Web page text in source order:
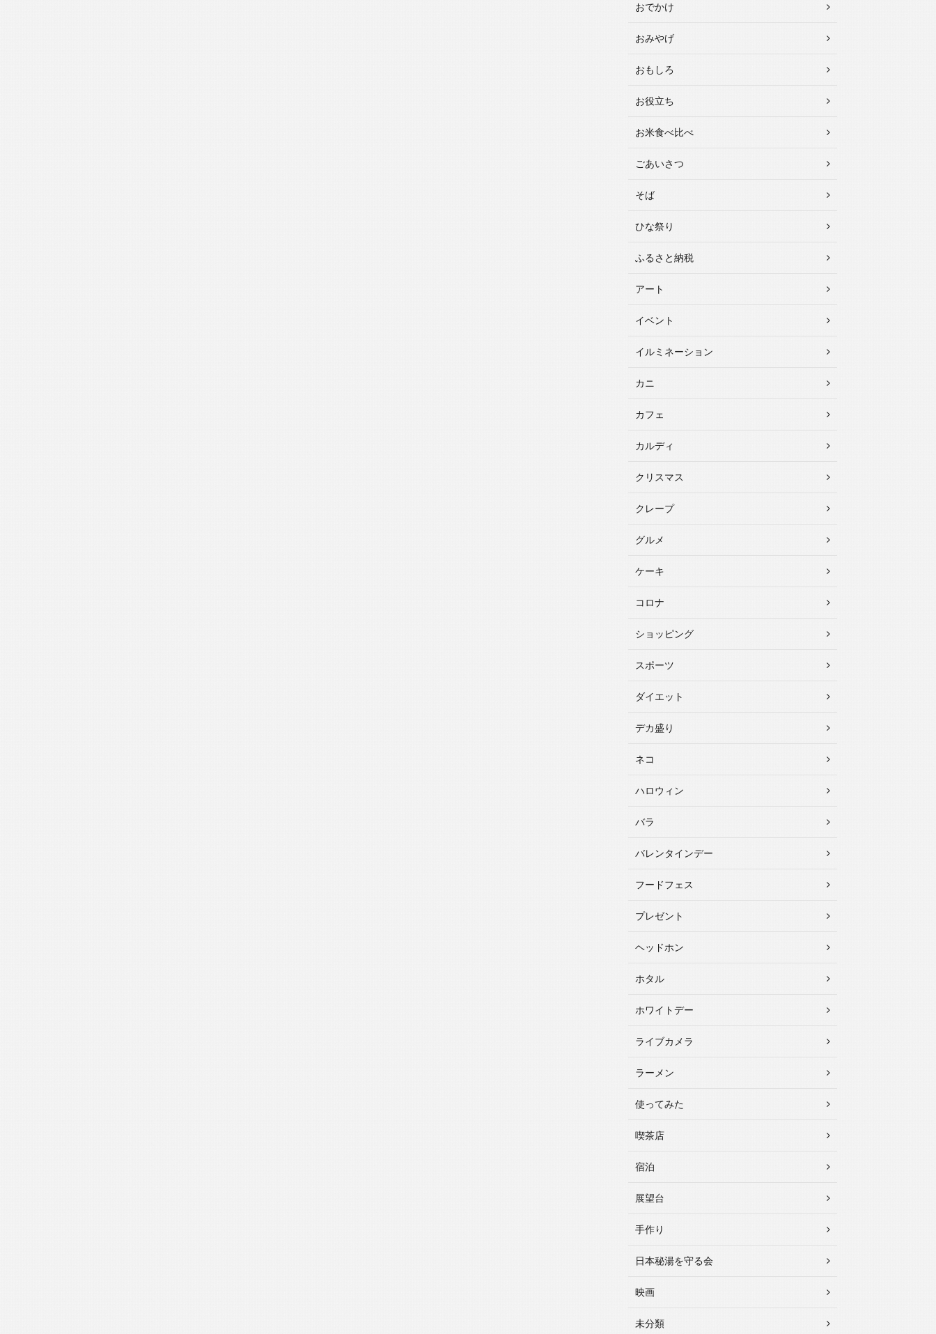
おでかけ
おみやげ
おもしろ
お役立ち
お米食べ比べ
ごあいさつ
そば
ひな祭り
ふるさと納税
アート
イベント
イルミネーション
カニ
カフェ
カルディ
クリスマス
クレープ
グルメ
ケーキ
コロナ
ショッピング
スポーツ
ダイエット
デカ盛り
ネコ
ハロウィン
バラ
バレンタインデー
フードフェス
プレゼント
ヘッドホン
ホタル
ホワイトデー
ライブカメラ
ラーメン
使ってみた
喫茶店
宿泊
展望台
手作り
日本秘湯を守る会
映画
未分類